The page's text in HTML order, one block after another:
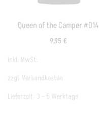
Queen of the Camper #014
9,95 €
inkl. MwSt.
zzgl. Versandkosten
Lieferzeit: 3 - 5 Werktage